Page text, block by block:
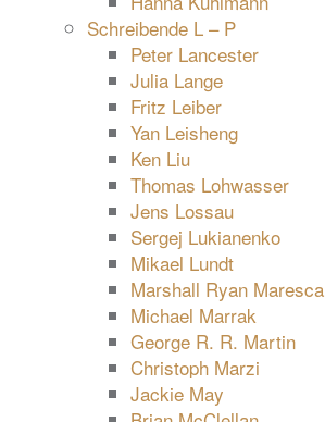
Schreibende L – P
Peter Lancester
Julia Lange
Fritz Leiber
Yan Leisheng
Ken Liu
Thomas Lohwasser
Jens Lossau
Sergej Lukianenko
Mikael Lundt
Marshall Ryan Maresca
Michael Marrak
George R. R. Martin
Christoph Marzi
Jackie May